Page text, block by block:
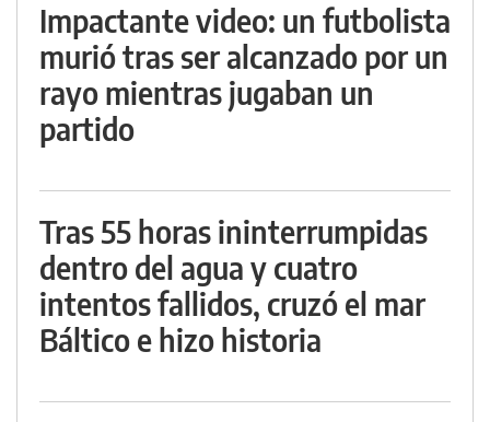
Impactante video: un futbolista
murió tras ser alcanzado por un
rayo mientras jugaban un
partido
Tras 55 horas ininterrumpidas
dentro del agua y cuatro
intentos fallidos, cruzó el mar
Báltico e hizo historia